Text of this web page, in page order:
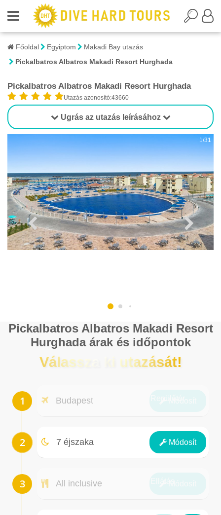
Főoldal Egyiptom
Makadi Bay utazás
Pickalbatros Albatros Makadi Resort Hurghada
Pickalbatros Albatros Makadi Resort Hurghada
Utazás azonosító:43660
Ugrás az utazás leírásához
1/31
Pickalbatros Albatros Makadi Resort
Hurghada árak és időpontok
Válassza ki utazását!
Budapest
7 éjszaka Módosít
Éjszakák
All inclusive